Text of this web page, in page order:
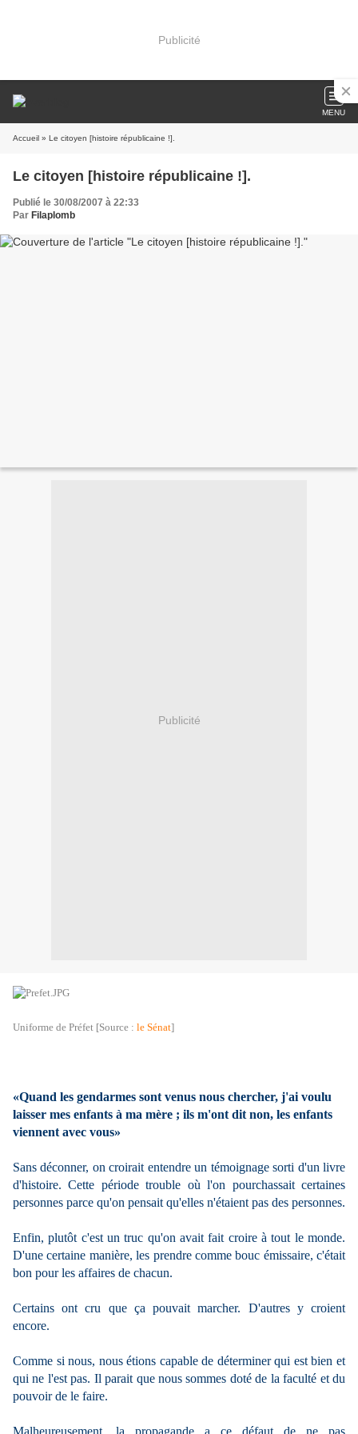
Publicité
MENU
Accueil » Le citoyen [histoire républicaine !].
Le citoyen [histoire républicaine !].
Publié le 30/08/2007 à 22:33
Par Filaplomb
Publicité
Uniforme de Préfet [Source : le Sénat]
«Quand les gendarmes sont venus nous chercher, j'ai voulu
laisser mes enfants à ma mère ; ils m'ont dit non, les enfants
viennent avec vous»
Sans déconner, on croirait entendre un témoignage sorti d'un livre
d'histoire. Cette période trouble où l'on pourchassait certaines
personnes parce qu'on pensait qu'elles n'étaient pas des personnes.
Enfin, plutôt c'est un truc qu'on avait fait croire à tout le monde.
D'une certaine manière, les prendre comme bouc émissaire, c'était
bon pour les affaires de chacun.
Certains ont cru que ça pouvait marcher. D'autres y croient
encore.
Comme si nous, nous étions capable de déterminer qui est bien et
qui ne l'est pas. Il parait que nous sommes doté de la faculté et du
pouvoir de le faire.